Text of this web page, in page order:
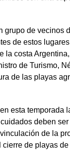
grupo de vecinos
de estos
la costa
de Turismo,
de las playas
esta temporada
deben ser
de la
cierre de playas